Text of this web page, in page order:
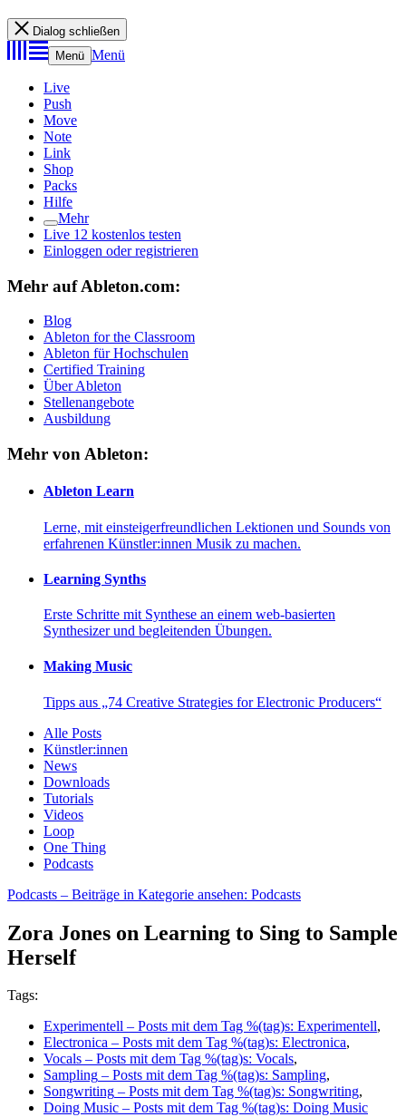
Dialog schließen
Menü Menü
Live
Push
Move
Note
Link
Shop
Packs
Hilfe
Mehr
Live 12 kostenlos testen
Einloggen oder registrieren
Mehr auf Ableton.com:
Blog
Ableton for the Classroom
Ableton für Hochschulen
Certified Training
Über Ableton
Stellenangebote
Ausbildung
Mehr von Ableton:
Ableton Learn
Lerne, mit einsteigerfreundlichen Lektionen und Sounds von
erfahrenen Künstler:innen Musik zu machen.
Learning Synths
Erste Schritte mit Synthese an einem web-basierten
Synthesizer und begleitenden Übungen.
Making Music
Tipps aus „74 Creative Strategies for Electronic Producers“
Alle Posts
Künstler:innen
News
Downloads
Tutorials
Videos
Loop
One Thing
Podcasts
Podcasts – Beiträge in Kategorie ansehen: Podcasts
Zora Jones on Learning to Sing to Sample
Herself
Tags:
Experimentell – Posts mit dem Tag %(tag)s: Experimentell,
Electronica – Posts mit dem Tag %(tag)s: Electronica,
Vocals – Posts mit dem Tag %(tag)s: Vocals,
Sampling – Posts mit dem Tag %(tag)s: Sampling,
Songwriting – Posts mit dem Tag %(tag)s: Songwriting,
Doing Music – Posts mit dem Tag %(tag)s: Doing Music